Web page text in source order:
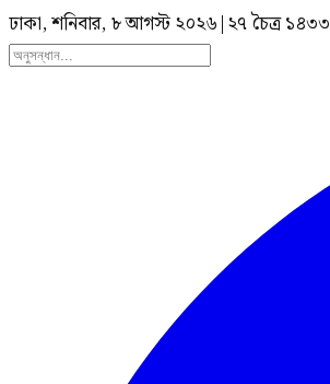
ঢাকা, শনিবার, ৮ আগস্ট ২০২৬|২৭ চৈত্র ১৪৩৩